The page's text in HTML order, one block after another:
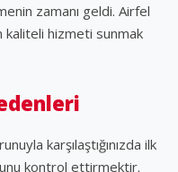
zamanı geldi. Airfel
kaliteli hizmeti sunmak
karşılaştığınızda ilk
kontrol ettirmektir.